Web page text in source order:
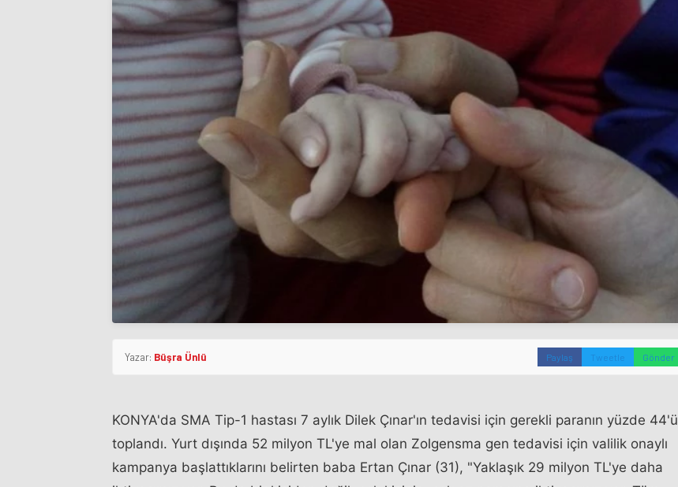
Yazar: Büşra Ünlü Paylaş Tweetle Gönder
KONYA'da SMA Tip-1 hastası 7 aylık Dilek Çınar'ın tedavisi için gerekli paranın yüzde 44'ü
toplandı. Yurt dışında 52 milyon TL'ye mal olan Zolgensma gen tedavisi için valilik onaylı
kampanya başlattıklarını belirten baba Ertan Çınar (31), "Yaklaşık 29 milyon TL'ye daha